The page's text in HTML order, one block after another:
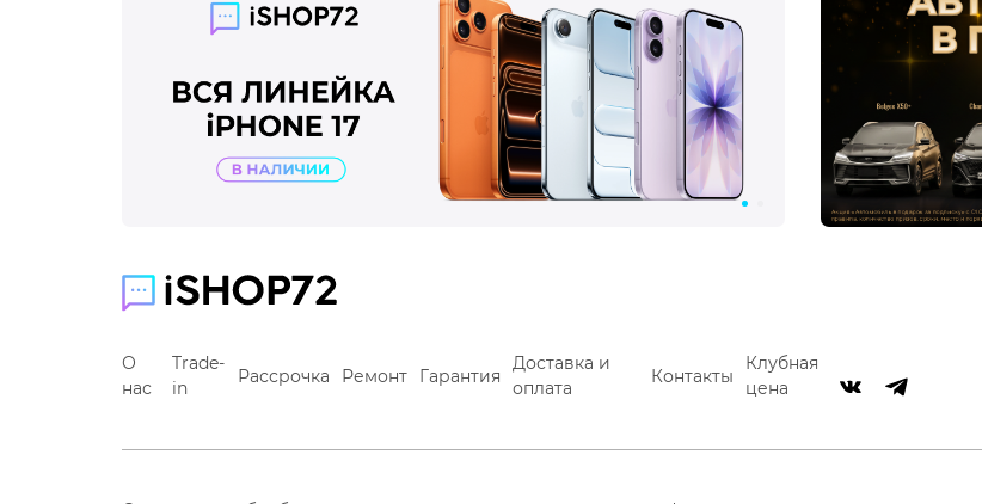
О
нас
Trade-
in
Рассрочка Ремонт Гарантия
Доставка и
оплата
Контакты
Клубная
цена